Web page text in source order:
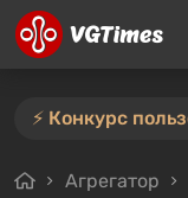
Агрегатор